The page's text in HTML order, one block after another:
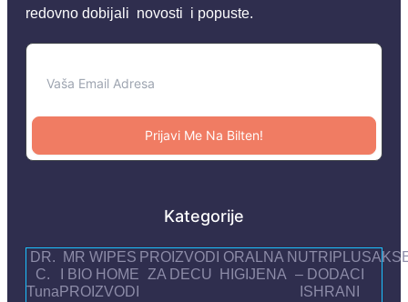
redovno dobijali novosti i popuste.
Prijavi Me Na Bilten!
Kategorije
DR.
C.
Tuna
MR WIPES
I BIO HOME
PROIZVODI
PROIZVODI
ZA DECU
ORALNA
HIGIJENA
NUTRIPLUS
– DODACI
ISHRANI